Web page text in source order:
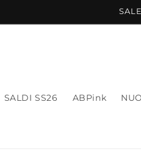
SALDI SS26 ABPink